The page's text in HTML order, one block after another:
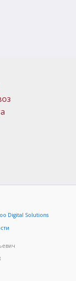
Digital Solutions